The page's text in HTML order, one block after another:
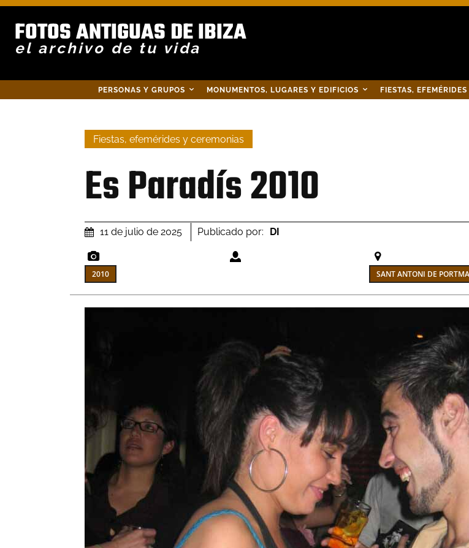
FOTOS ANTIGUAS DE IBIZA
el archivo de tu vida
PERSONAS Y GRUPOS MONUMENTOS, LUGARES Y EDIFICIOS FIESTAS,
Fiestas, efemérides y ceremonias
Es Paradís 2010
11 de julio de 2025 Publicado por: DI
2010 SANT ANTONI DE